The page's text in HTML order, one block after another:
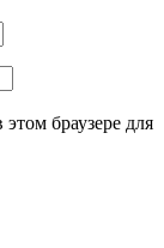
браузере для